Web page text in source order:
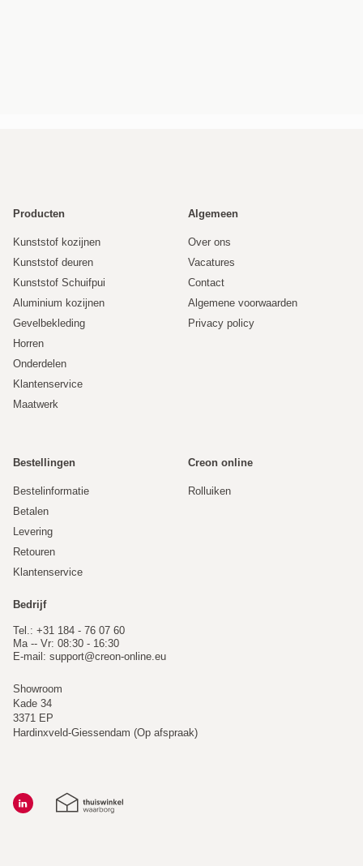
Producten
Kunststof kozijnen
Kunststof deuren
Kunststof Schuifpui
Aluminium kozijnen
Gevelbekleding
Horren
Onderdelen
Klantenservice
Maatwerk
Algemeen
Over ons
Vacatures
Contact
Algemene voorwaarden
Privacy policy
Bestellingen
Bestelinformatie
Betalen
Levering
Retouren
Klantenservice
Creon online
Rolluiken
Bedrijf
Tel.: +31 184 - 76 07 60
Ma -- Vr: 08:30 - 16:30
E-mail: support@creon-online.eu
Showroom
Kade 34
3371 EP
Hardinxveld-Giessendam (Op afspraak)